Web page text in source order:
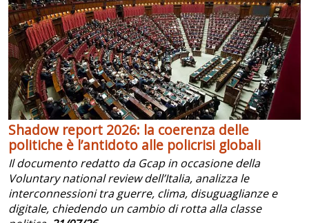
Shadow report 2026: la coerenza delle
politiche è l’antidoto alle policrisi globali
Il documento redatto da Gcap in occasione della
Voluntary national review dell’Italia, analizza le
interconnessioni tra guerre, clima, disuguaglianze e
digitale, chiedendo un cambio di rotta alla classe